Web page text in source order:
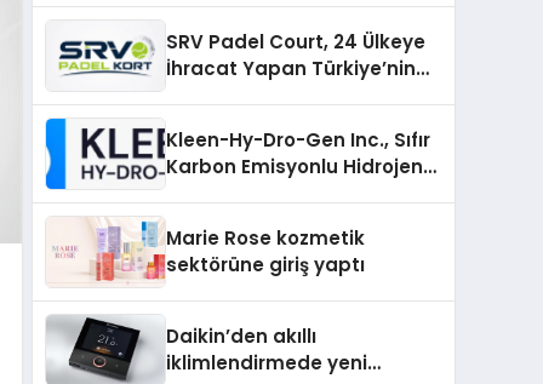
SRV Padel Court, 24 Ülkeye
İhracat Yapan Türkiye’nin
Kleen-Hy-Dro-Gen Inc., Sıfır
Karbon Emisyonlu Hidrojen
Aldı
Marie Rose kozmetik
sektörüne giriş yaptı
Daikin’den akıllı
iklimlendirmede yeni